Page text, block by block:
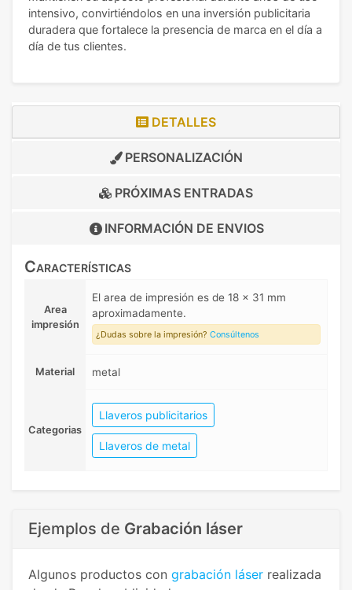
intensivo, convirtiéndolos en una inversión publicitaria
duradera que fortalece la presencia de marca en el día a
día de tus clientes.
DETALLES
PERSONALIZACIÓN
PRÓXIMAS ENTRADAS
INFORMACIÓN DE ENVIOS
Características
Area
impresión
El area de impresión es de 18 x 31 mm
aproximadamente.
¿Dudas sobre la impresión? Consúltenos
Material metal
Categorias
Llaveros publicitarios
Llaveros de metal
Ejemplos de Grabación láser
Algunos productos con grabación láser realizada